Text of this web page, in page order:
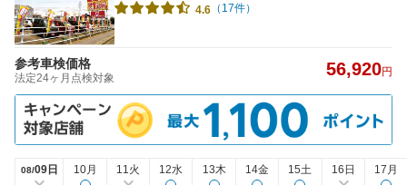
4.6 （17件）
参考車検価格
法定24ヶ月点検対象 56,920円
08/09日 10月 11火 12水 13木 14金 15土 16日 17月